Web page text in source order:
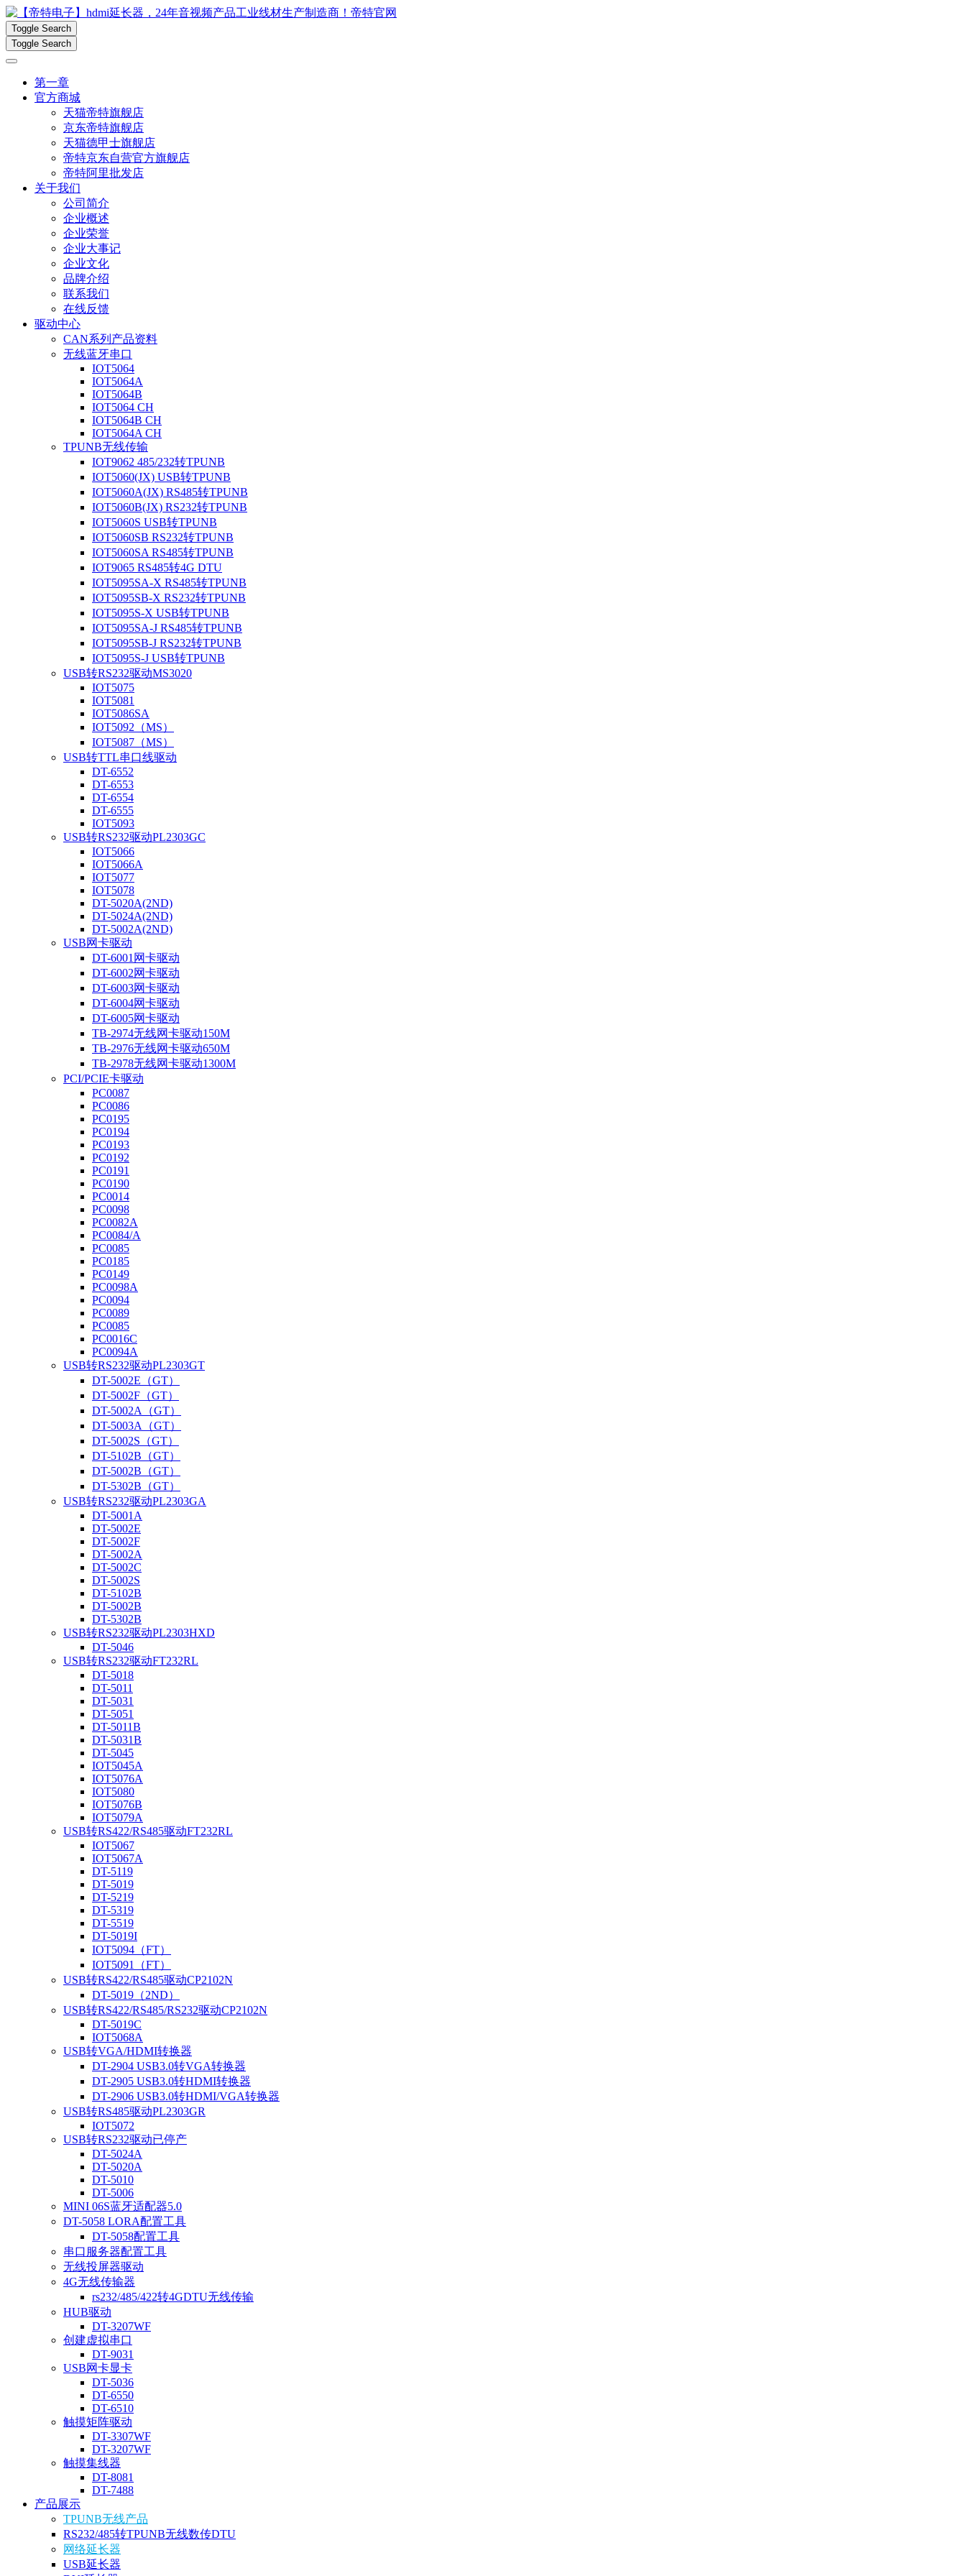
Toggle Search
Toggle Search
第一章
官方商城
天猫帝特旗舰店
京东帝特旗舰店
天猫德甲士旗舰店
帝特京东自营官方旗舰店
帝特阿里批发店
关于我们
公司简介
企业概述
企业荣誉
企业大事记
企业文化
品牌介绍
联系我们
在线反馈
驱动中心
CAN系列产品资料
无线蓝牙串口
IOT5064
IOT5064A
IOT5064B
IOT5064 CH
IOT5064B CH
IOT5064A CH
TPUNB无线传输
IOT9062 485/232转TPUNB
IOT5060(JX) USB转TPUNB
IOT5060A(JX) RS485转TPUNB
IOT5060B(JX) RS232转TPUNB
IOT5060S USB转TPUNB
IOT5060SB RS232转TPUNB
IOT5060SA RS485转TPUNB
IOT9065 RS485转4G DTU
IOT5095SA-X RS485转TPUNB
IOT5095SB-X RS232转TPUNB
IOT5095S-X USB转TPUNB
IOT5095SA-J RS485转TPUNB
IOT5095SB-J RS232转TPUNB
IOT5095S-J USB转TPUNB
USB转RS232驱动MS3020
IOT5075
IOT5081
IOT5086SA
IOT5092（MS）
IOT5087（MS）
USB转TTL串口线驱动
DT-6552
DT-6553
DT-6554
DT-6555
IOT5093
USB转RS232驱动PL2303GC
IOT5066
IOT5066A
IOT5077
IOT5078
DT-5020A(2ND)
DT-5024A(2ND)
DT-5002A(2ND)
USB网卡驱动
DT-6001网卡驱动
DT-6002网卡驱动
DT-6003网卡驱动
DT-6004网卡驱动
DT-6005网卡驱动
TB-2974无线网卡驱动150M
TB-2976无线网卡驱动650M
TB-2978无线网卡驱动1300M
PCI/PCIE卡驱动
PC0087
PC0086
PC0195
PC0194
PC0193
PC0192
PC0191
PC0190
PC0014
PC0098
PC0082A
PC0084/A
PC0085
PC0185
PC0149
PC0098A
PC0094
PC0089
PC0085
PC0016C
PC0094A
USB转RS232驱动PL2303GT
DT-5002E（GT）
DT-5002F（GT）
DT-5002A（GT）
DT-5003A（GT）
DT-5002S（GT）
DT-5102B（GT）
DT-5002B（GT）
DT-5302B（GT）
USB转RS232驱动PL2303GA
DT-5001A
DT-5002E
DT-5002F
DT-5002A
DT-5002C
DT-5002S
DT-5102B
DT-5002B
DT-5302B
USB转RS232驱动PL2303HXD
DT-5046
USB转RS232驱动FT232RL
DT-5018
DT-5011
DT-5031
DT-5051
DT-5011B
DT-5031B
DT-5045
IOT5045A
IOT5076A
IOT5080
IOT5076B
IOT5079A
USB转RS422/RS485驱动FT232RL
IOT5067
IOT5067A
DT-5119
DT-5019
DT-5219
DT-5319
DT-5519
DT-5019I
IOT5094（FT）
IOT5091（FT）
USB转RS422/RS485驱动CP2102N
DT-5019（2ND）
USB转RS422/RS485/RS232驱动CP2102N
DT-5019C
IOT5068A
USB转VGA/HDMI转换器
DT-2904 USB3.0转VGA转换器
DT-2905 USB3.0转HDMI转换器
DT-2906 USB3.0转HDMI/VGA转换器
USB转RS485驱动PL2303GR
IOT5072
USB转RS232驱动已停产
DT-5024A
DT-5020A
DT-5010
DT-5006
MINI 06S蓝牙适配器5.0
DT-5058 LORA配置工具
DT-5058配置工具
串口服务器配置工具
无线投屏器驱动
4G无线传输器
rs232/485/422转4GDTU无线传输
HUB驱动
DT-3207WF
创建虚拟串口
DT-9031
USB网卡显卡
DT-5036
DT-6550
DT-6510
触摸矩阵驱动
DT-3307WF
DT-3207WF
触摸集线器
DT-8081
DT-7488
产品展示
TPUNB无线产品
RS232/485转TPUNB无线数传DTU
网络延长器
USB延长器